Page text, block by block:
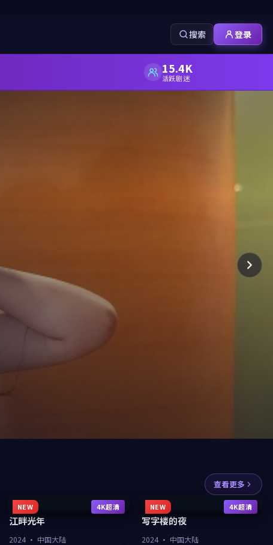
搜索 登录
15.4K
活跃剧迷
查看更多
NEW 4K超清
江畔光年
2024 · 中国大陆
NEW 4K超清
写字楼的夜
2024 · 中国大陆